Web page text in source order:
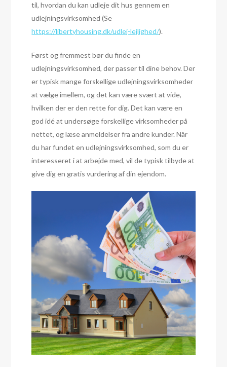
til, hvordan du kan udleje dit hus gennem en
udlejningsvirksomhed (Se
https://libertyhousing.dk/udlej-lejlighed/).
Først og fremmest bør du finde en
udlejningsvirksomhed, der passer til dine behov. Der
er typisk mange forskellige udlejningsvirksomheder
at vælge imellem, og det kan være svært at vide,
hvilken der er den rette for dig. Det kan være en
god idé at undersøge forskellige virksomheder på
nettet, og læse anmeldelser fra andre kunder. Når
du har fundet en udlejningsvirksomhed, som du er
interesseret i at arbejde med, vil de typisk tilbyde at
give dig en gratis vurdering af din ejendom.